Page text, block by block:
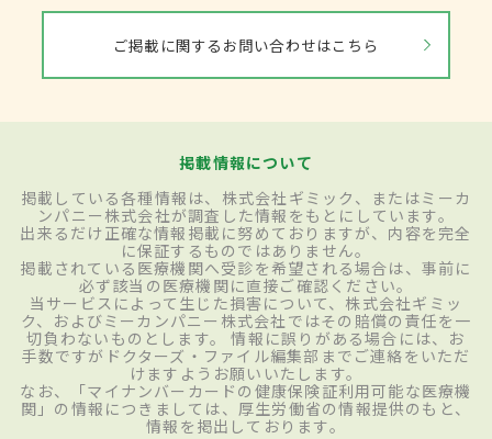
ご掲載に関するお問い合わせはこちら
掲載情報について
掲載している各種情報は、株式会社ギミック、またはミーカ
ンパニー株式会社が調査した情報をもとにしています。
出来るだけ正確な情報掲載に努めておりますが、内容を完全
に保証するものではありません。
掲載されている医療機関へ受診を希望される場合は、事前に
必ず該当の医療機関に直接ご確認ください。
当サービスによって生じた損害について、株式会社ギミッ
ク、およびミーカンパニー株式会社ではその賠償の責任を一
切負わないものとします。 情報に誤りがある場合には、お
手数ですがドクターズ・ファイル編集部までご連絡をいただ
けますようお願いいたします。
なお、「マイナンバーカードの健康保険証利用可能な医療機
関」の情報につきましては、厚生労働省の情報提供のもと、
情報を掲出しております。